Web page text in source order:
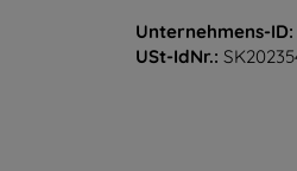
Unternehmens-ID:
USt-IdNr.: